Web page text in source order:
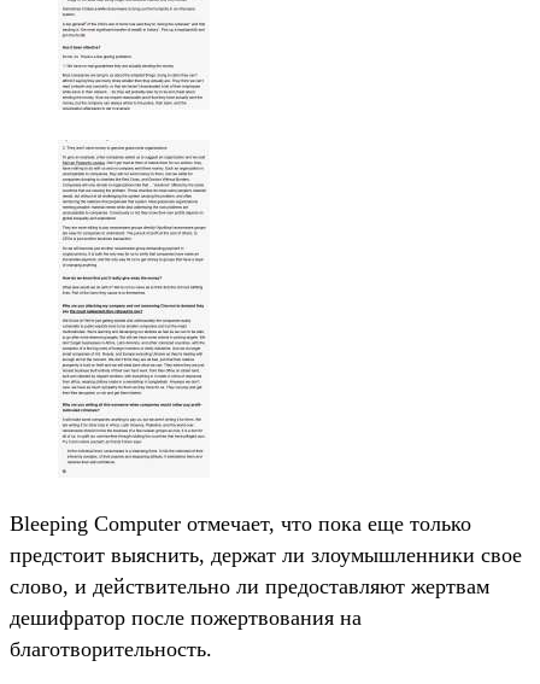
Bleeping Computer отмечает, что пока еще только
предстоит выяснить, держат ли злоумышленники свое
слово, и действительно ли предоставляют жертвам
дешифратор после пожертвования на
благотворительность.